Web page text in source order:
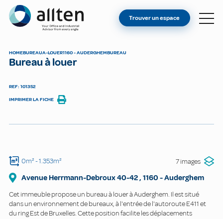
Allten
TROUVER UN ESPACE
Trouver un espace
HOMEBUREAUA-LOUER1160 - AUDERGHEMBUREAU
Bureau à louer
REF: 101352
IMPRIMER LA FICHE
0m²- 1.353m² 7 images
Avenue Herrmann-Debroux40-42, 1160 -Auderghem
Cet immeuble propose un bureau à louer à Auderghem. Il est situé
dans un environnement de bureaux, à l'entrée de l'autoroute E411 et
du ring Est de Bruxelles. Cette position facilite les déplacements